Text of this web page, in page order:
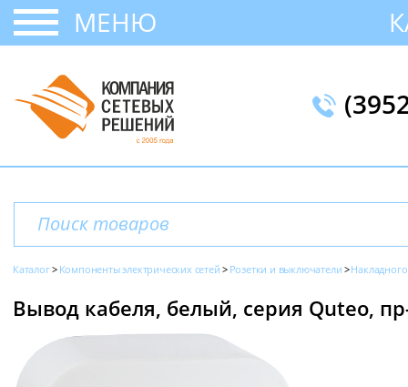
МЕНЮ
Каталог Компоненты электрических сетей Розетки и выключатели
Вывод кабеля, белый, серия Quteo,